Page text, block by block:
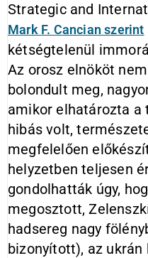
Strategic and
Mark F. Cancian szerint
kétségtelenül
Az orosz elnököt
bolondult meg,
amikor elhatározta a
hibás volt,
megfelelően
helyzetben teljesen
gondolhatták úgy,
megosztott,
hadsereg nagy
bizonyított), az ukrán